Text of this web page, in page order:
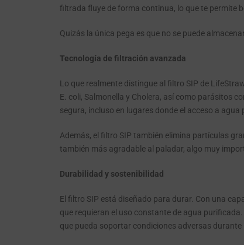
filtrada fluye de forma continua, lo que te permite
Quizás la única pega es que no se puede
Tecnología de filtración avanzada
Lo que realmente distingue al filtro SIP de
E. coli, Salmonella y Cholera, así como parásitos
segura, incluso en lugares donde el acceso a agua
Además, el filtro SIP también elimina partículas
también más agradable al paladar, algo muy
Durabilidad y sostenibilidad
El filtro SIP está diseñado para durar. Con una
que requieran el uso constante de agua
que pueda soportar condiciones adversas durante